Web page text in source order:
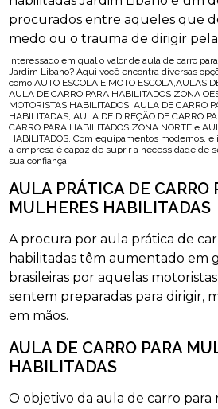
procurados entre aqueles que
medo ou o trauma de dirigir
Interessado em qual o valor de aula de carro
Jardim Libano? Aqui você encontra diversas
como AUTO ESCOLA E MOTO ESCOLA,AULAS
AULA DE CARRO PARA HABILITADOS ZONA
MOTORISTAS HABILITADOS, AULA DE CARRO
HABILITADAS, AULA DE DIREÇÃO DE CARRO
CARRO PARA HABILITADOS ZONA NORTE e
HABILITADOS. Com equipamentos modernos,
a empresa é capaz de suprir a necessidade de
sua confiança.
AULA PRÁTICA DE CARRO
MULHERES HABILITADAS
A procura por aula prática de
habilitadas têm aumentado em
brasileiras por aquelas
sentem preparadas para dirigir,
em mãos.
AULA DE CARRO PARA
HABILITADAS
O objetivo da aula de carro para